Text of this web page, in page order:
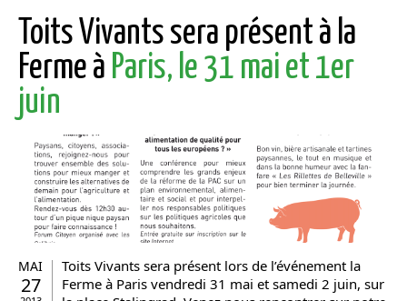
Toits Vivants sera présent à la
Ferme à Paris, le 31 mai et 1er
juin
MAI
27
Toits Vivants sera présent lors de l’événement la
Ferme à Paris vendredi 31 mai et samedi 2 juin, sur